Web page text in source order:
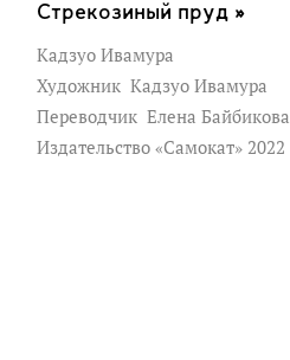
Стрекозиный пруд »
Кадзуо Ивамура
Художник Кадзуо Ивамура
Переводчик Елена Байбикова
Издательство «Самокат» 2022